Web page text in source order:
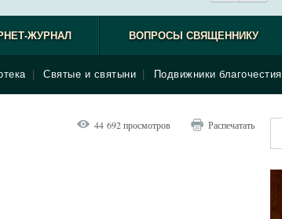
Святые и святыни Подвижники благочестия
ЖУРНАЛ ВОПРОСЫ СВЯЩЕННИКУ
44 692 просмотров Распечатать